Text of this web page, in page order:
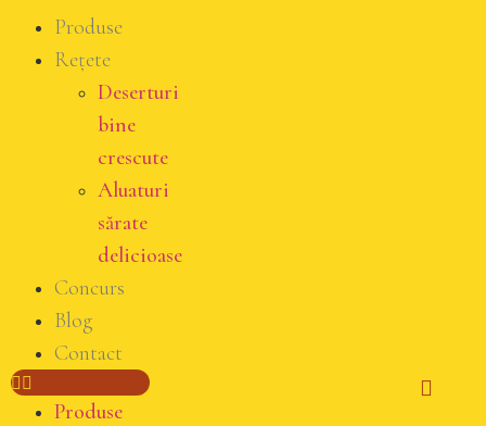
Produse
Rețete
Deserturi
bine
crescute
Aluaturi
sărate
delicioase
Concurs
Blog
Contact
Produse